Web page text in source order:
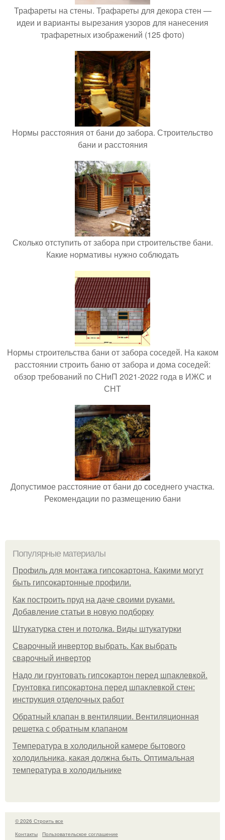
Трафареты на стены. Трафареты для декора стен —
идеи и варианты вырезания узоров для нанесения
трафаретных изображений (125 фото)
Нормы расстояния от бани до забора. Строительство
бани и расстояния
Сколько отступить от забора при строительстве бани.
Какие нормативы нужно соблюдать
Нормы строительства бани от забора соседей. На каком
расстоянии строить баню от забора и дома соседей:
обзор требований по СНиП 2021-2022 года в ИЖС и
СНТ
Допустимое расстояние от бани до соседнего участка.
Рекомендации по размещению бани
Популярные материалы
Профиль для монтажа гипсокартона. Какими могут
быть гипсокартонные профили.
Как построить пруд на даче своими руками.
Добавление статьи в новую подборку
Штукатурка стен и потолка. Виды штукатурки
Сварочный инвертор выбрать. Как выбрать
сварочный инвертор
Надо ли грунтовать гипсокартон перед шпаклевкой.
Грунтовка гипсокартона перед шпаклевкой стен:
инструкция отделочных работ
Обратный клапан в вентиляции. Вентиляционная
решетка с обратным клапаном
Температура в холодильной камере бытового
холодильника, какая должна быть. Оптимальная
температура в холодильнике
© 2026 Строить все
Контакты
Пользовательское соглашение